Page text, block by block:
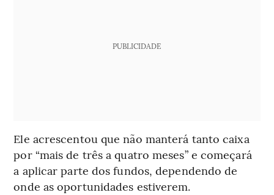
PUBLICIDADE
Ele acrescentou que não manterá tanto caixa
por “mais de três a quatro meses” e começará
a aplicar parte dos fundos, dependendo de
onde as oportunidades estiverem.